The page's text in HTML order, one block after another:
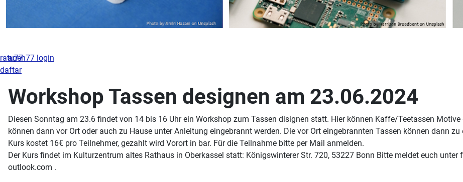
ratu77
daftar
Workshop Tassen designen am 23.06.2024
Diesen Sonntag am 23.6 findet von 14 bis 16 Uhr ein Workshop zum Tassen disignen statt. Hier können Kaffe/Teetassen
können dann vor Ort oder auch zu Hause unter Anleitung eingebrannt werden. Die vor Ort eingebrannten Tassen können dann
Kurs kostet 16€ pro Teilnehmer, gezahlt wird Vorort in bar. Für die Teilnahme bitte per Mail anmelden.
Der Kurs findet im Kulturzentrum altes Rathaus in Oberkassel statt: Königswinterer Str. 720, 53227 Bonn Bitte meldet euch
outlook.com .
agen77 login